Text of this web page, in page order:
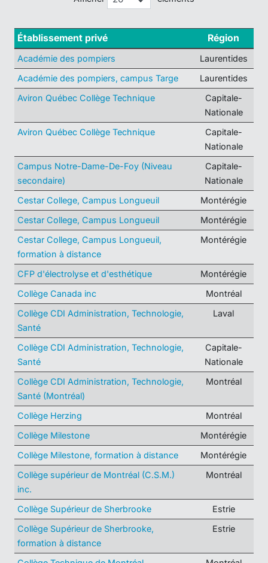
Établissement privé Région
Académie des pompiers
Laurentides
Académie des pompiers, campus Targe
Laurentides
Aviron Québec Collège Technique
Capitale-
Nationale
Aviron Québec Collège Technique
Capitale-
Nationale
Campus Notre-Dame-De-Foy (Niveau
secondaire)
Capitale-
Nationale
Cestar College, Campus Longueuil
Montérégie
Cestar College, Campus Longueuil
Montérégie
Cestar College, Campus Longueuil,
formation à distance
Montérégie
CFP d'électrolyse et d'esthétique
Montérégie
Collège Canada inc
Montréal
Collège CDI Administration, Technologie,
Santé
Laval
Collège CDI Administration, Technologie,
Santé
Capitale-
Nationale
Collège CDI Administration, Technologie,
Santé (Montréal)
Montréal
Collège Herzing
Montréal
Collège Milestone
Montérégie
Collège Milestone, formation à distance
Montérégie
Collège supérieur de Montréal (C.S.M.)
inc.
Montréal
Collège Supérieur de Sherbrooke
Estrie
Collège Supérieur de Sherbrooke,
formation à distance
Estrie